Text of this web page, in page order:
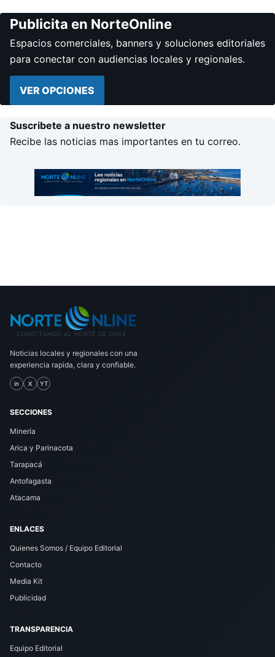
Publicita en NorteOnline
Espacios comerciales, banners y soluciones editoriales
para conectar con audiencias locales y regionales.
VER OPCIONES
Suscribete a nuestro newsletter
Recibe las noticias mas importantes en tu correo.
Noticias locales y regionales con una
experiencia rapida, clara y confiable.
in X YT
SECCIONES
Minería
Arica y Parinacota
Tarapacá
Antofagasta
Atacama
ENLACES
Quienes Somos / Equipo Editorial
Contacto
Media Kit
Publicidad
TRANSPARENCIA
Equipo Editorial